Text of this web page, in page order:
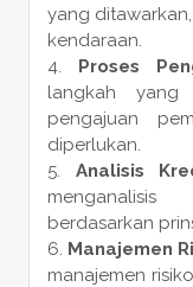
yang ditawarkan,
kendaraan.
Proses
langkah
pengajuan
diperlukan.
Analisis
berdasarkan
Manajemen
manajemen